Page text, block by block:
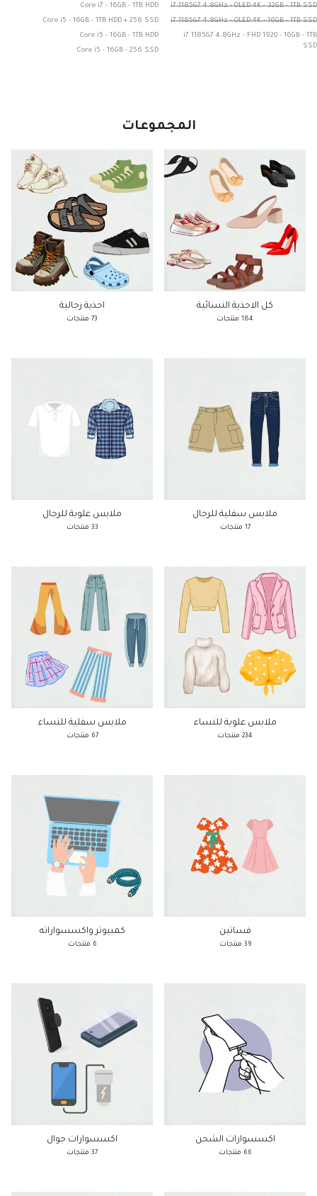
i7 1185G7 4.8GHz - OLED 4K - 32GB - 1TB SSD
i7 1185G7 4.8GHz - OLED 4K - 16GB - 1TB SSD
i7 1185G7 4.8GHz - FHD 1920 - 16GB - 1TB
SSD
Core i7 - 16GB - 1TB HDD
Core i5 - 16GB - 1TB HDD + 256 SSD
Core i5 - 16GB - 1TB HDD
Core i5 - 16GB - 256 SSD
المجموعات
كل الاحذية النسائية
184 منتجات
احذية رجالية
73 منتجات
ملابس سفلية للرجال
17 منتجات
ملابس علوية للرجال
33 منتجات
ملابس علوية للنساء
234 منتجات
ملابس سفلية للنساء
67 منتجات
فساتين
39 منتجات
كمبيوتر واكسسواراته
6 منتجات
اكسسوارات الشحن
66 منتجات
اكسسوارات جوال
37 منتجات